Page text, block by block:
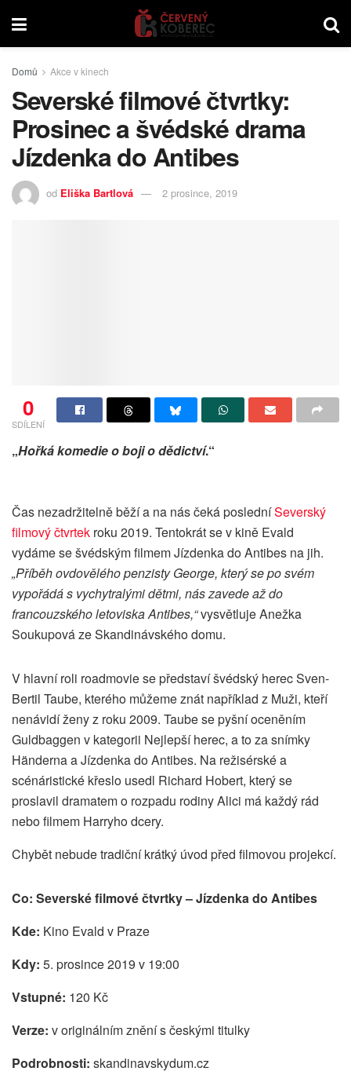
Domů Akce v kinech
Severské filmové čtvrtky:
Prosinec a švédské drama
Jízdenka do Antibes
od Eliška Bartlová 2 prosince, 2019
0
SDÍLENÍ
„Hořká komedie o boji o dědictví.“
Čas nezadržitelně běží a na nás čeká posledníSeverský
filmový čtvrtek roku 2019. Tentokrát se v kině Evald
vydáme se švédským filmem Jízdenka do Antibes na jih.
„Příběh ovdovělého penzisty George, který se po svém
vypořádá s vychytralými dětmi, nás zavede až do
francouzského letoviska Antibes,“vysvětluje Anežka
Soukupová ze Skandinávského domu.
V hlavní roli roadmovie se představí švédský herec Sven-
Bertil Taube, kterého můžeme znát například z Muži, kteří
nenávidí ženy z roku 2009. Taube se pyšní oceněním
Guldbaggen v kategorii Nejlepší herec, a to za snímky
Händerna a Jízdenka do Antibes. Na režisérské a
scénáristické křeslo usedl Richard Hobert, který se
proslavil dramatem o rozpadu rodiny Alici má každý rád
nebo filmem Harryho dcery.
Chybět nebude tradiční krátký úvod před filmovou projekcí.
Co: Severské filmové čtvrtky – Jízdenka do Antibes
Kde: Kino Evald v Praze
Kdy: 5. prosince 2019 v 19:00
Vstupné: 120 Kč
Verze: v originálním znění s českými titulky
Podrobnosti: skandinavskydum.cz